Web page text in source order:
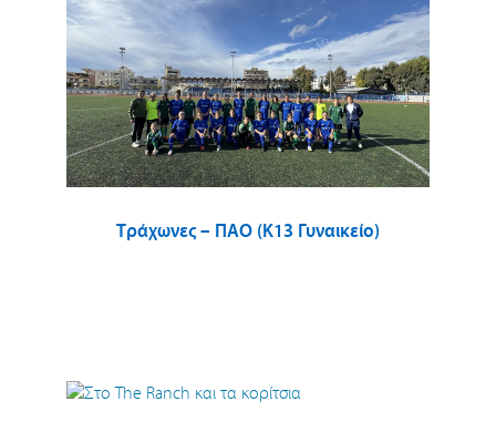
Τράχωνες – ΠΑΟ (Κ13 Γυναικείο)